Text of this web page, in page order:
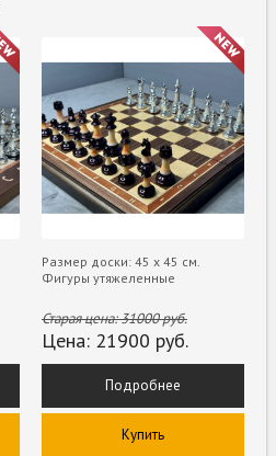
Размер доски: 45 х 45 см.
Фигуры утяжеленные
Старая цена:31000руб.
Цена: 21900 руб.
Подробнее
Купить